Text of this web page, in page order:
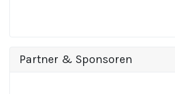
Partner & Sponsoren